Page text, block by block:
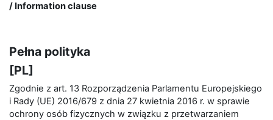
/ Information clause
Pełna polityka
[PL]
Zgodnie z art. 13 Rozporządzenia Parlamentu Europejskiego
i Rady (UE) 2016/679 z dnia 27 kwietnia 2016 r. w sprawie
ochrony osób fizycznych w związku z przetwarzaniem